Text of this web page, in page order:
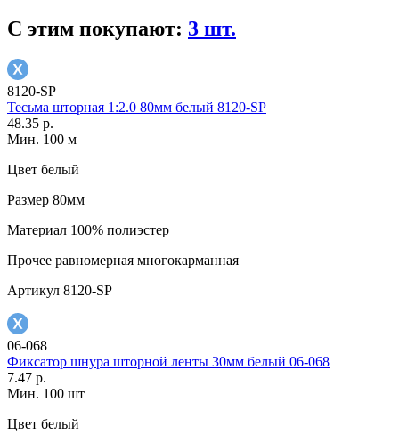
С этим покупают: 3 шт.
8120-SP
Тесьма шторная 1:2.0 80мм белый 8120-SP
48.35 р.
Мин. 100 м
Цвет белый
Размер 80мм
Материал 100% полиэстер
Прочее равномерная многокарманная
Артикул 8120-SP
06-068
Фиксатор шнура шторной ленты 30мм белый 06-068
7.47 р.
Мин. 100 шт
Цвет белый